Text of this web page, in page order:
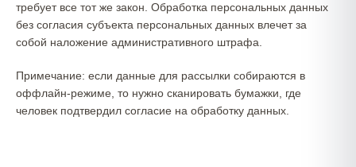
требует все тот же закон. Обработка персональных данных
без согласия субъекта персональных данных влечет за
собой наложение административного штрафа.
Примечание: если данные для рассылки собираются в
оффлайн-режиме, то нужно сканировать бумажки, где
человек подтвердил согласие на обработку данных.